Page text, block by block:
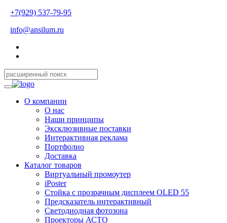
+7(929) 537-79-95
info@ansilum.ru
О компании
О нас
Наши принципы
Эксклюзивные поставки
Интерактивная реклама
Портфолио
Доставка
Каталог товаров
Виртуальный промоутер
iPoster
Стойка с прозрачным дисплеем OLED 55
Предсказатель интерактивный
Светодиодная фотозона
Проекторы АСТО